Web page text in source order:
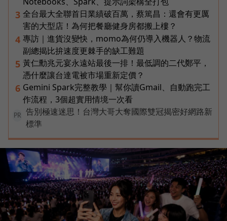
3 全台最大全聯首日業績破百萬，蔡篤昌：還會有更厲
害的大型店！為何把餐廳健身房都搬上樓？
4 專訪｜進貨沒變快，momo為何仍導入機器人？物流
副總揭比拚速度更棘手的缺工難題
5 黃仁勳兆元宴永遠站最後一排！最低調的二代鄭平，
憑什麼讓台達電被市場重新定價？
6 Gemini Spark完整教學｜幫你讀Gmail、自動跑完工
作流程，3個超實用情境一次看
PR
告別極速迷思！台灣大哥大奪國際雙冠揭密好網路新
標準